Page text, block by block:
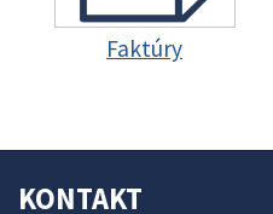
Faktúry
KONTAKT